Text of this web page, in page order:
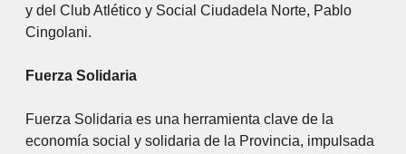
y del Club Atlético y Social Ciudadela Norte, Pablo
Cingolani.
Fuerza Solidaria
Fuerza Solidaria es una herramienta clave de la
economía social y solidaria de la Provincia, impulsada